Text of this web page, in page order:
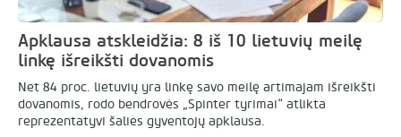
Apklausa atskleidžia: 8 iš 10 lietuvių meilę
linkę išreikšti dovanomis
Net 84 proc. lietuvių yra linkę savo meilę artimajam išreikšti
dovanomis, rodo bendrovės „Spinter tyrimai“ atlikta
reprezentatyvi šalies gyventojų apklausa.